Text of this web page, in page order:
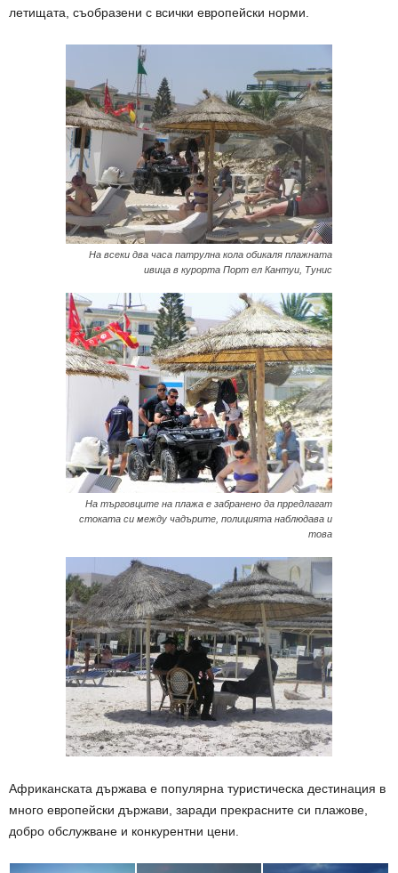
летищата, съобразени с всички европейски норми.
На всеки два часа патрулна кола обикаля плажната
ивица в курорта Порт ел Кантуи, Тунис
На търговците на плажа е забранено да прредлагат
стоката си между чадърите, полицията наблюдава и
това
Африканската държава е популярна туристическа дестинация в
много европейски държави, заради прекрасните си плажове,
добро обслужване и конкурентни цени.